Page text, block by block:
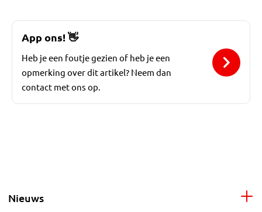
App ons!👋
Heb je een foutje gezien of heb je een
opmerking over dit artikel? Neem dan
contact met ons op.
Nieuws